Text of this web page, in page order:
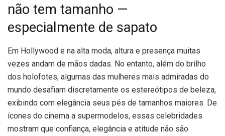
não tem tamanho —
especialmente de sapato
Em Hollywood e na alta moda, altura e presença muitas
vezes andam de mãos dadas. No entanto, além do brilho
dos holofotes, algumas das mulheres mais admiradas do
mundo desafiam discretamente os estereótipos de beleza,
exibindo com elegância seus pés de tamanhos maiores. De
ícones do cinema a supermodelos, essas celebridades
mostram que confiança, elegância e atitude não são